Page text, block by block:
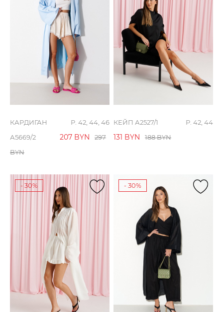
КАРДИГАН
А5669/2
Р. 42, 44, 46
207BYN
297
BYN
КЕЙП А2527/1 Р. 42, 44
131 BYN 188BYN
- 30% - 30%